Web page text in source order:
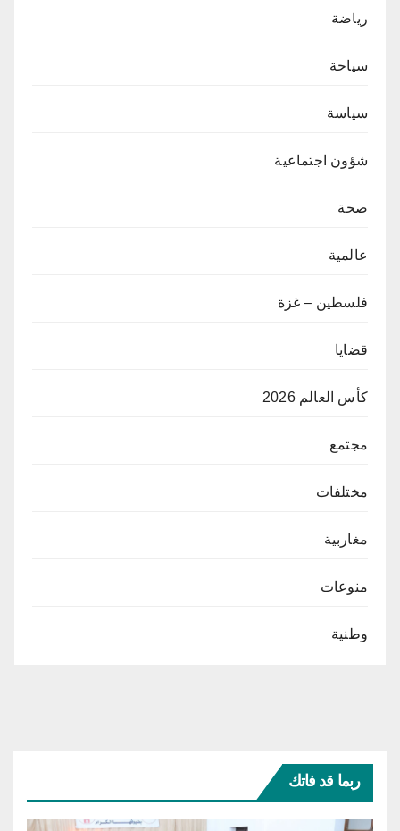
رياضة
سياحة
سياسة
شؤون اجتماعية
صحة
عالمية
فلسطين – غزة
قضايا
كأس العالم 2026
مجتمع
مختلفات
مغاربية
منوعات
وطنية
ربما قد فاتك